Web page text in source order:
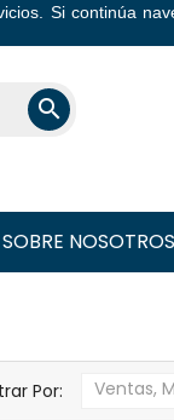
Si continúa

SOBRE NOSOTROS
Por: Ventas,